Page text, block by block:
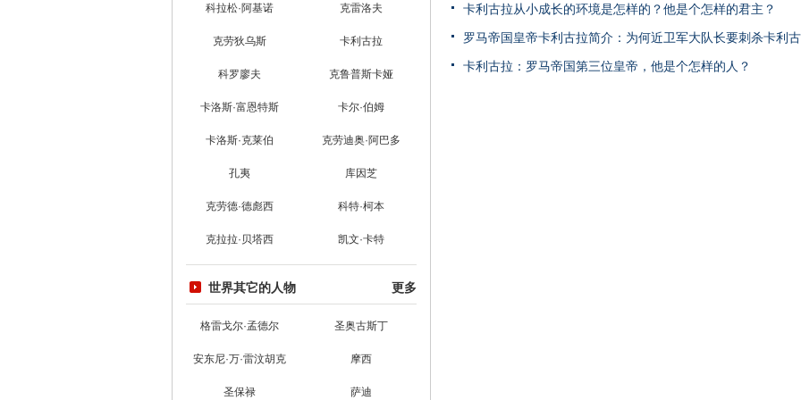
科拉松·阿基诺 克雷洛夫
克劳狄乌斯 卡利古拉
科罗廖夫 克鲁普斯卡娅
卡洛斯·富恩特斯 卡尔·伯姆
卡洛斯·克莱伯 克劳迪奥·阿巴多
孔夷 库因芝
克劳德·德彪西 科特·柯本
克拉拉·贝塔西 凯文·卡特
世界其它的人物 更多
格雷戈尔·孟德尔 圣奥古斯丁
安东尼·万·雷汶胡克 摩西
圣保禄 萨迪
卡利古拉从小成长的环境是怎样的？他是个怎样的君主？
罗马帝国皇帝卡利古拉简介：为何近卫军大队长要刺杀卡利
卡利古拉：罗马帝国第三位皇帝，他是个怎样的人？